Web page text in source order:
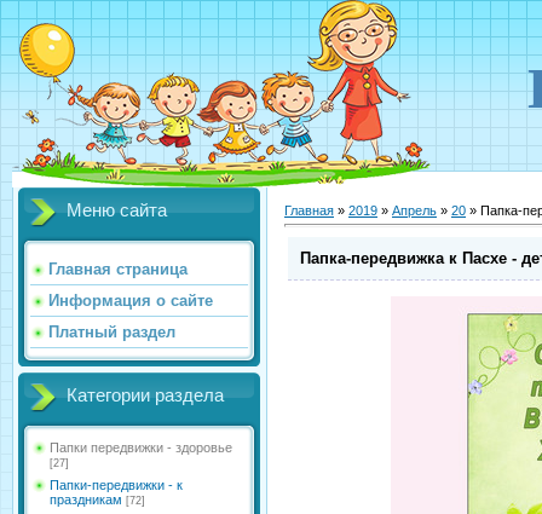
Меню сайта
Главная страница
Информация о сайте
Платный раздел
Категории раздела
Папки передвижки - здоровье
[27]
Папки-передвижки - к
праздникам [72]
Главная » 2019 » Апрель » 20 » Папка-
Папка-передвижка к Пасхе -